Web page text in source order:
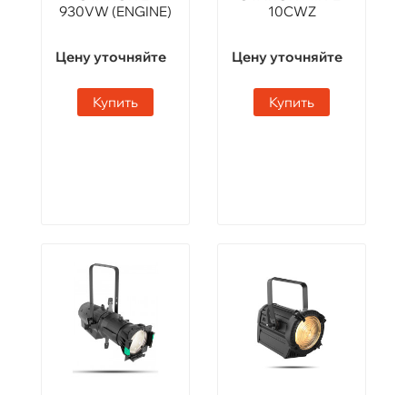
930VW (ENGINE)
Цену уточняйте
Купить
10CWZ
Цену уточняйте
Купить